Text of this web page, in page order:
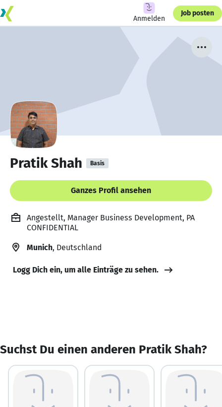
Anmelden
Job posten
Pratik Shah Basis
Ganzes Profil ansehen
Angestellt, Manager Business Development, PA
CONFIDENTIAL
Munich, Deutschland
Logg Dich ein, um alle Einträge zu sehen.
Suchst Du einen anderen Pratik Shah?